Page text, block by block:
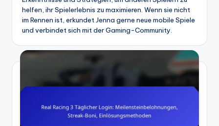
helfen, ihr Spielerlebnis zu maximieren. Wenn sie nicht
im Rennen ist, erkundet Jenna gerne neue mobile Spiele
und verbindet sich mit der Gaming-Community.